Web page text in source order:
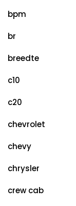
bpm
br
breedte
c10
c20
chevrolet
chevy
chrysler
crew cab